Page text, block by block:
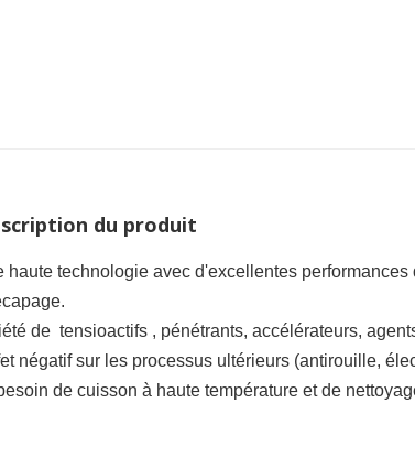
du produit
technologie avec d'excellentes
de tensioactifs , pénétrants, accélérateurs,
négatif sur les processus ultérieurs (antirouille,
de cuisson à haute température et de